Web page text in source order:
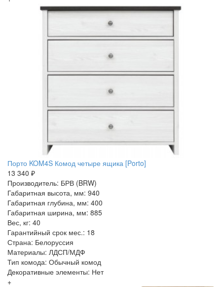
Порто KOM4S Комод четыре ящика [Porto]
13 340 ₽
Производитель: БРВ (BRW)
Габаритная высота, мм: 940
Габаритная глубина, мм: 400
Габаритная ширина, мм: 885
Вес, кг: 40
Гарантийный срок мес.: 18
Страна: Белоруссия
Материалы: ЛДСП/МДФ
Тип комода: Обычный комод
Декоративные элементы: Нет
+